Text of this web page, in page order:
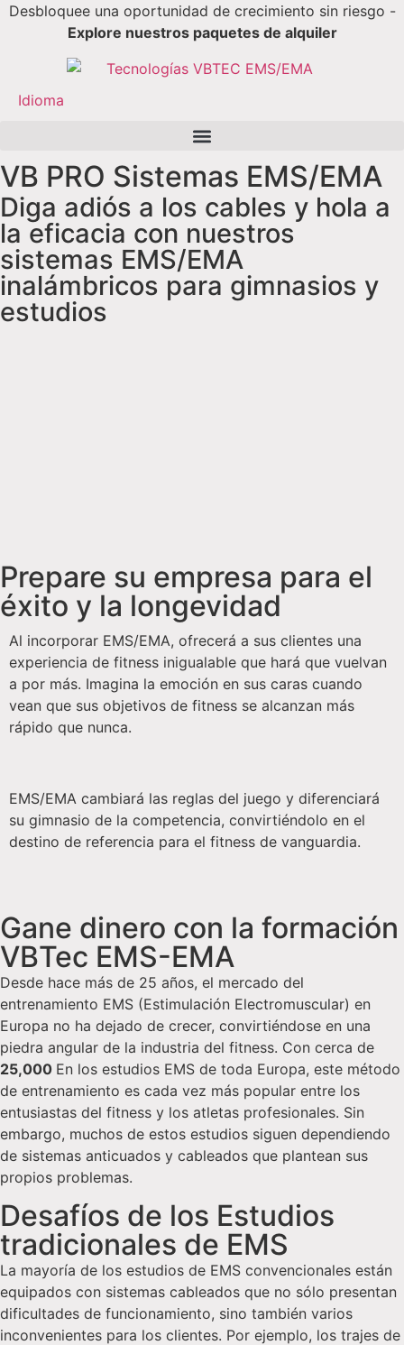
Desbloquee una oportunidad de crecimiento sin riesgo -
Explore nuestros paquetes de alquiler
Idioma
VB PRO Sistemas EMS/EMA
Diga adiós a los cables y hola a
la eficacia con nuestros
sistemas EMS/EMA
inalámbricos para gimnasios y
estudios
Prepare su empresa para el
éxito y la longevidad
Al incorporar EMS/EMA, ofrecerá a sus clientes una
experiencia de fitness inigualable que hará que vuelvan
a por más. Imagina la emoción en sus caras cuando
vean que sus objetivos de fitness se alcanzan más
rápido que nunca.
EMS/EMA cambiará las reglas del juego y diferenciará
su gimnasio de la competencia, convirtiéndolo en el
destino de referencia para el fitness de vanguardia.
Gane dinero con la formación
VBTec EMS-EMA
Desde hace más de 25 años, el mercado del
entrenamiento EMS (Estimulación Electromuscular) en
Europa no ha dejado de crecer, convirtiéndose en una
piedra angular de la industria del fitness. Con cerca de
25,000 En los estudios EMS de toda Europa, este método
de entrenamiento es cada vez más popular entre los
entusiastas del fitness y los atletas profesionales. Sin
embargo, muchos de estos estudios siguen dependiendo
de sistemas anticuados y cableados que plantean sus
propios problemas.
Desafíos de los Estudios
tradicionales de EMS
La mayoría de los estudios de EMS convencionales están
equipados con sistemas cableados que no sólo presentan
dificultades de funcionamiento, sino también varios
inconvenientes para los clientes. Por ejemplo, los trajes de